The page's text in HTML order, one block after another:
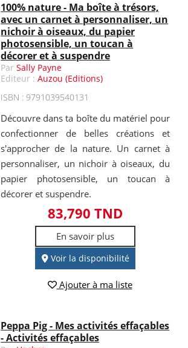
100% nature - Ma boîte à trésors,
avec un carnet à personnaliser, un
nichoir à oiseaux, du papier
photosensible, un toucan à
décorer et à suspendre
ParSally Payne
Editeur :Auzou (Editions)
ISBN : 9791039540131
Découvre dans ta boîte du matériel pour
confectionner de belles créations et
s'approcher de la nature. Un carnet à
personnaliser, un nichoir à oiseaux, du
papier photosensible, un toucan à
décorer et suspendre.
83,790 TND
En savoir plus
Voir la disponibilité
Ajouter à ma liste
Peppa Pig - Mes activités effaçables
- Activités effaçables